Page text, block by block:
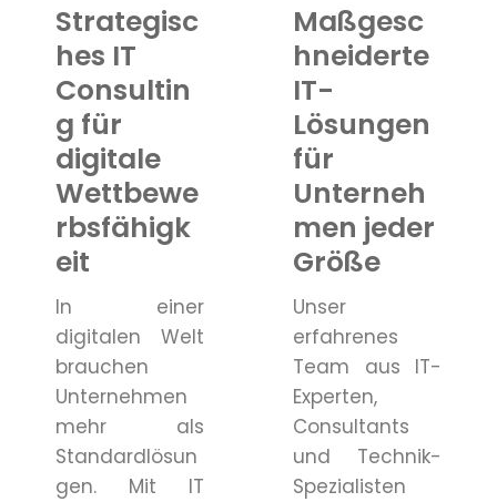
Strategisc
hes IT
Consultin
g für
digitale
Wettbewe
rbsfähigk
eit
In einer
digitalen Welt
brauchen
Unternehmen
mehr als
Standardlösun
gen. Mit IT
Maßgesc
hneiderte
IT-
Lösungen
für
Unterneh
men jeder
Größe
Unser
erfahrenes
Team aus IT-
Experten,
Consultants
und Technik-
Spezialisten